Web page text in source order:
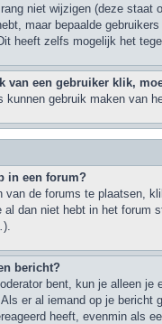
niet wijzigen (deze
maar bepaalde
heeft zelfs mogelijk het
van een gebruiker klik,
kunnen gebruik maken van
in een forum?
van de forums te plaatsen,
dan niet hebt in het forum
).
bericht?
bent, kun je alleen
er al iemand op je
heeft, evenmin als